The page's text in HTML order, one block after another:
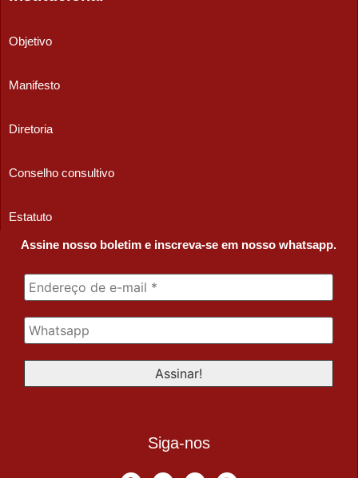
Objetivo
Manifesto
Diretoria
Conselho consultivo
Estatuto
Assine nosso boletim e inscreva-se em nosso whatsapp.
Siga-nos